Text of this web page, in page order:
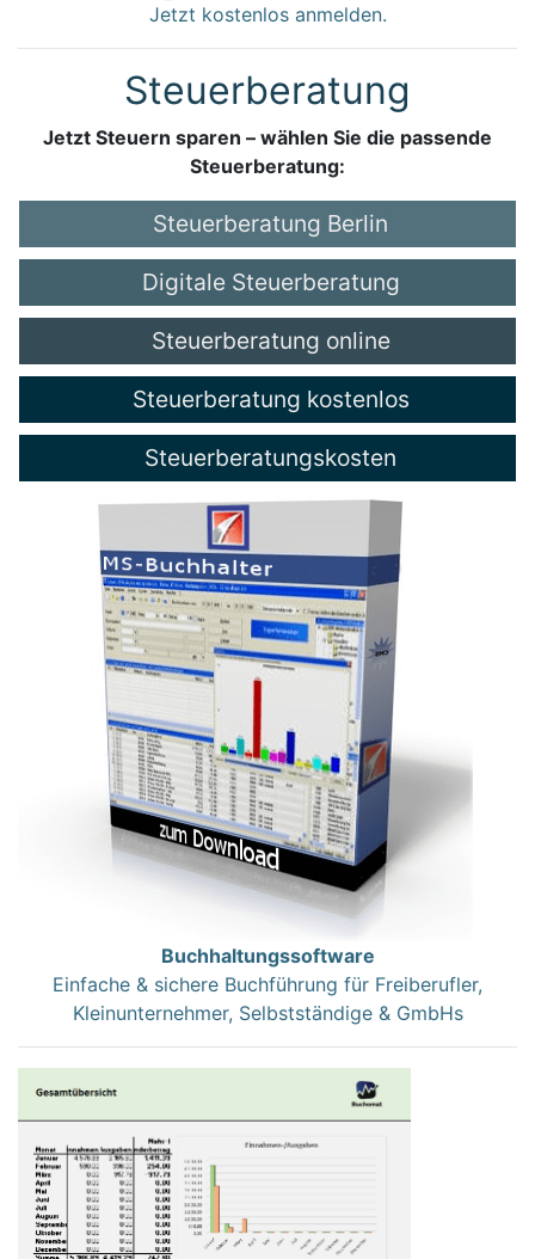
Jetzt kostenlos anmelden.
Steuerberatung
Jetzt Steuern sparen – wählen Sie die passende
Steuerberatung:
Steuerberatung Berlin
Digitale Steuerberatung
Steuerberatung online
Steuerberatung kostenlos
Steuerberatungskosten
Buchhaltungssoftware
Einfache & sichere Buchführung für Freiberufler,
Kleinunternehmer, Selbstständige & GmbHs